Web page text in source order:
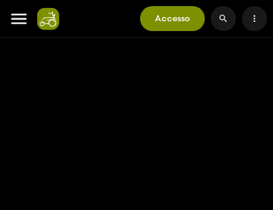
Accesso